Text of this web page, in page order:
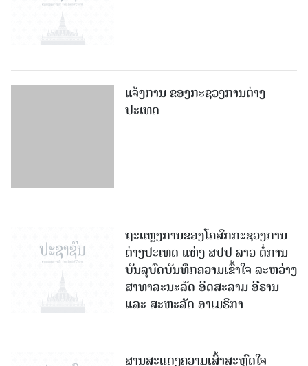
ແຈ້ງການ ຂອງກະຊວງການຕ່າງ
ປະເທດ
ຕ່າງປະເທດ ແຫ່ງ ສປປ ລາວ ຕໍ່ການ
ບັນລຸບົດບັນທຶກຄວາມເຂົ້າໃຈ ລະຫວ່າງ
ສາທາລະນະລັດ ອິດສະລາມ ອີຣານ
ແລະ ສະຫະລັດ ອາເມຣິກາ